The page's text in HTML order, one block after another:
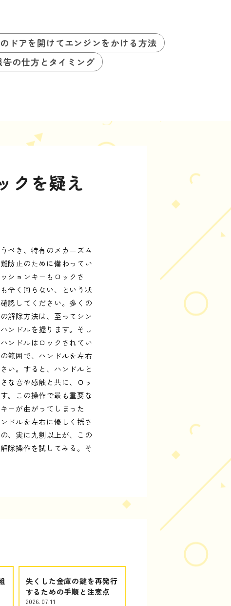
ドアを開けてエンジンをかける方法
告の仕方とタイミング
クを疑え
べき、特有のメカニズム
防止のために備わってい
ションキーもロックさ
全く回らない、という状
認してください。多くの
解除方法は、至ってシン
ンドルを握ります。そし
ンドルはロックされてい
範囲で、ハンドルを左右
い。すると、ハンドルと
な音や感触と共に、ロッ
。この操作で最も重要な
ーが曲がってしまった
ドルを左右に優しく揺さ
、実に九割以上が、この
除操作を試してみる。そ
失くした金庫の鍵を再発行
するための手順と注意点
2026.07.11